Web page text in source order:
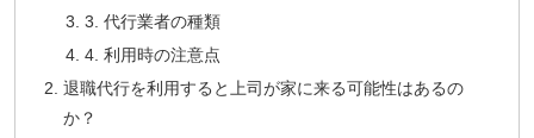
3. 代行業者の種類
4. 利用時の注意点
退職代行を利用すると上司が家に来る可能性はあるの
か？